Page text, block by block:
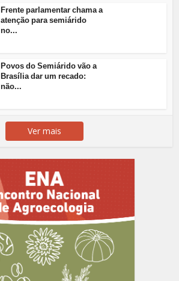
Frente parlamentar chama a
atenção para semiárido
no...
Povos do Semiárido vão a
Brasília dar um recado:
não...
Ver mais